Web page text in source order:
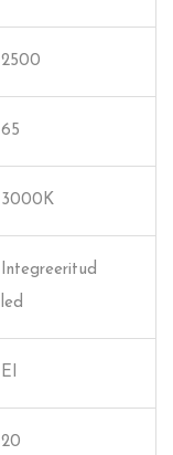
2500
65
3000K
Integreeritud
led
EI
20